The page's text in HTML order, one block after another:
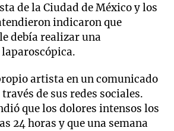
de la Ciudad de México y los
indicaron que
debía realizar una
artista en un comunicado
de sus redes sociales.
que los dolores intensos los
24 horas y que una semana